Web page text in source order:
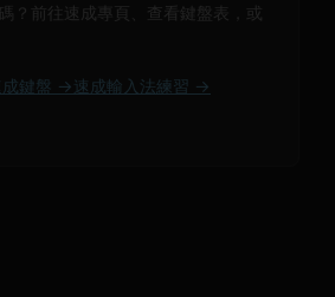
？前往速成專頁、查看鍵盤表，或
成鍵盤 → 速成輸入法練習 →